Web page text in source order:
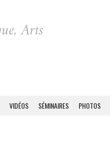
VIDÉOS SÉMINAIRES PHOTOS